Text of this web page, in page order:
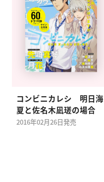
コンビニカレシ 明日海
夏と佐名木凪瑳の場合
2016年02月26日発売